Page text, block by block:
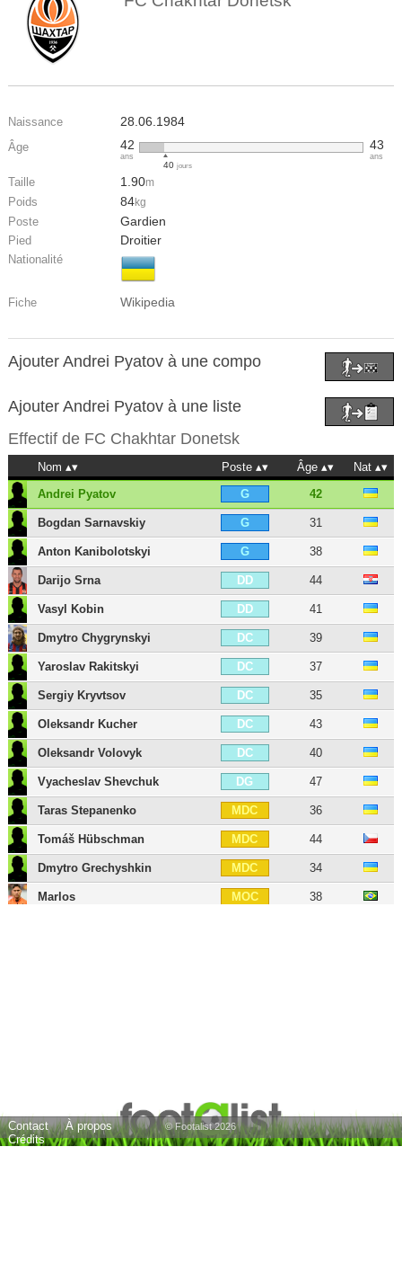
Naissance 28.06.1984
Âge 42
ans
40 jours
43
ans
Taille 1.90m
Poids 84kg
Poste Gardien
Pied Droitier
Nationalité
Fiche Wikipedia
Ajouter Andrei Pyatov à une compo
Ajouter Andrei Pyatov à une liste
Effectif de FC Chakhtar Donetsk
Nom Poste Âge
Nat
Andrei Pyatov
G 42
Bogdan Sarnavskiy G 31
Anton Kanibolotskyi G 38
Darijo Srna DD 44
Vasyl Kobin DD 41
Dmytro Chygrynskyi DC 39
Yaroslav Rakitskyi DC 37
Sergiy Kryvtsov DC 35
Oleksandr Kucher DC 43
Oleksandr Volovyk DC 40
Vyacheslav Shevchuk DG 47
Taras Stepanenko MDC 36
Tomáš Hübschman MDC 44
Dmytro Grechyshkin MDC 34
Marlos MOC 38
Contact
À propos
Crédits
© Footalist 2026